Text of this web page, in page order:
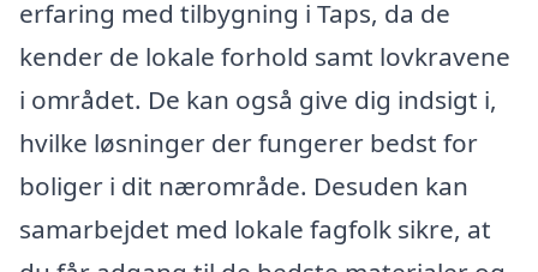
erfaring med tilbygning i Taps, da de
kender de lokale forhold samt lovkravene
i området. De kan også give dig indsigt i,
hvilke løsninger der fungerer bedst for
boliger i dit nærområde. Desuden kan
samarbejdet med lokale fagfolk sikre, at